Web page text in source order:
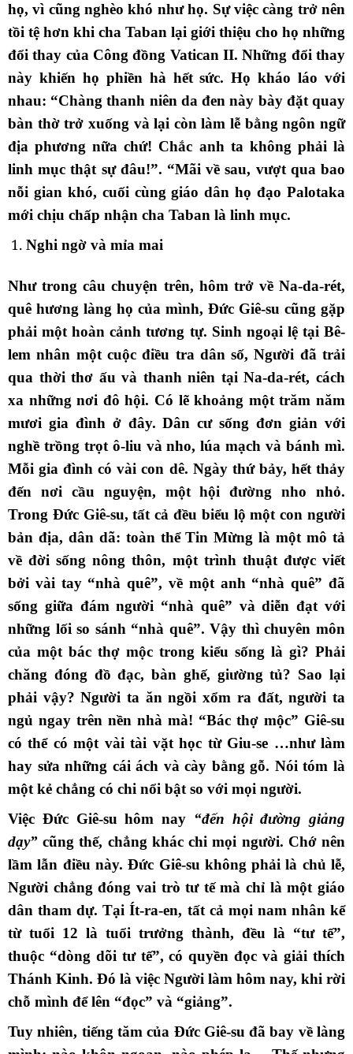
họ, vì cũng nghèo khó như họ. Sự việc càng trở nên
tồi tệ hơn khi cha Taban lại giới thiệu cho họ những
đổi thay của Công đồng Vatican II. Những đổi thay
này khiến họ phiền hà hết sức. Họ kháo láo với
nhau: “Chàng thanh niên da đen này bày đặt quay
bàn thờ trở xuống và lại còn làm lễ bằng ngôn ngữ
địa phương nữa chứ! Chắc anh ta không phải là
linh mục thật sự đâu!”. “Mãi về sau, vượt qua bao
nỗi gian khó, cuối cùng giáo dân họ đạo Palotaka
mới chịu chấp nhận cha Taban là linh mục.
Nghi ngờ và mỉa mai
Như trong câu chuyện trên, hôm trở về Na-da-rét,
quê hương làng họ của mình, Đức Giê-su cũng gặp
phải một hoàn cảnh tương tự. Sinh ngoại lệ tại Bê-
lem nhân một cuộc điều tra dân số, Người đã trải
qua thời thơ ấu và thanh niên tại Na-da-rét, cách
xa những nơi đô hội. Có lẽ khoảng một trăm năm
mươi gia đình ở đây. Dân cư sống đơn giản với
nghề trồng trọt ô-liu và nho, lúa mạch và bánh mì.
Mỗi gia đình có vài con dê. Ngày thứ bảy, hết thảy
đến nơi cầu nguyện, một hội đường nho nhỏ.
Trong Đức Giê-su, tất cả đều biểu lộ một con người
bản địa, dân dã: toàn thể Tin Mừng là một mô tả
về đời sống nông thôn, một trình thuật được viết
bởi vài tay “nhà quê”, về một anh “nhà quê” đã
sống giữa đám người “nhà quê” và diễn đạt với
những lối so sánh “nhà quê”. Vậy thì chuyên môn
của một bác thợ mộc trong kiểu sống là gì? Phải
chăng đóng đồ đạc, bàn ghế, giường tủ? Sao lại
phải vậy? Người ta ăn ngồi xổm ra đất, người ta
ngủ ngay trên nền nhà mà! “Bác thợ mộc” Giê-su
có thể có một vài tài vặt học từ Giu-se …như làm
hay sửa những cái ách và cày bằng gỗ. Nói tóm là
một kẻ chẳng có chi nổi bật so với mọi người.
Việc Đức Giê-su hôm nay “đến hội đường giảng
dạy” cũng thế, chẳng khác chi mọi người. Chớ nên
lầm lẫn điều này. Đức Giê-su không phải là chủ lễ,
Người chẳng đóng vai trò tư tế mà chỉ là một giáo
dân tham dự. Tại Ít-ra-en, tất cả mọi nam nhân kể
từ tuổi 12 là tuổi trưởng thành, đều là “tư tế”,
thuộc “dòng dõi tư tế”, có quyền đọc và giải thích
Thánh Kinh. Đó là việc Người làm hôm nay, khi rời
chỗ mình để lên “đọc” và “giảng”.
Tuy nhiên, tiếng tăm của Đức Giê-su đã bay về làng